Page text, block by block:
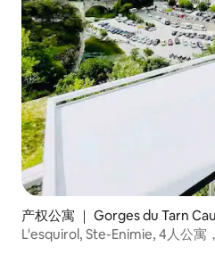
产权公寓 ｜ Gorges du Tarn
L'esquirol, Ste-Enimie, 4人公寓